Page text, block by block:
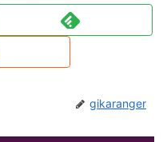
gikaranger